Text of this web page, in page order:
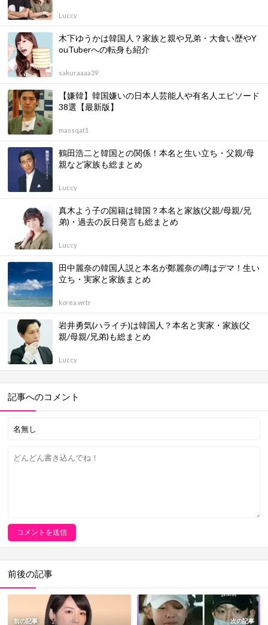
Luccy
木下ゆうかは韓国人？家族と親や兄弟・大食い歴やY
ouTuberへの転身も紹介
sakuraaaa39
【嫌韓】韓国嫌いの日本人芸能人や有名人エピソード
38選【最新版】
massqat1
鶴田浩二と韓国との関係！本名と生い立ち・父親/母
親など家族も総まとめ
Luccy
真木よう子の国籍は韓国？本名と家族(父親/母親/兄
弟)・過去の反日発言も総まとめ
Luccy
田中麗奈の韓国人説と本名が鄭麗奈の噂はデマ！生い
立ち・実家と家族まとめ
korea.wrtr
岩井勇気(ハライチ)は韓国人？本名と実家・家族(父
親/母親/兄弟)も総まとめ
Luccy
記事へのコメント
前後の記事
前の記事 次の記事